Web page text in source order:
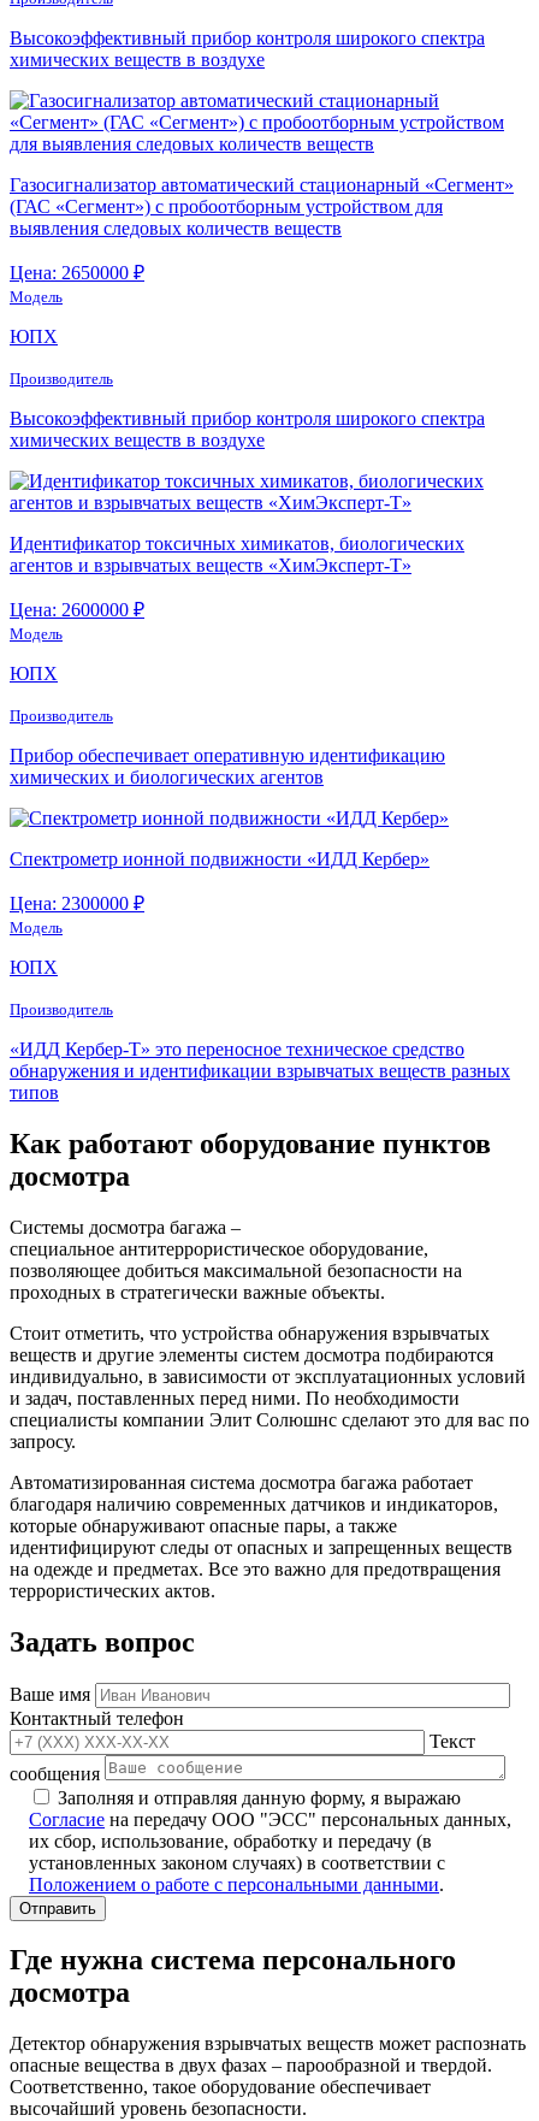
Высокоэффективный прибор контроля широкого спектра
химических веществ в воздухе
Газосигнализатор автоматический стационарный «Сегмент»
(ГАС «Сегмент») с пробоотборным устройством для
выявления следовых количеств веществ
Цена: 2650000 ₽
Модель
ЮПХ
Производитель
Высокоэффективный прибор контроля широкого спектра
химических веществ в воздухе
Идентификатор токсичных химикатов, биологических
агентов и взрывчатых веществ «ХимЭксперт-Т»
Цена: 2600000 ₽
Модель
ЮПХ
Производитель
Прибор обеспечивает оперативную идентификацию
химических и биологических агентов
Спектрометр ионной подвижности «ИДД Кербер»
Цена: 2300000 ₽
Модель
ЮПХ
Производитель
«ИДД Кербер-Т» это переносное техническое средство
обнаружения и идентификации взрывчатых веществ разных
типов
Как работают оборудование пунктов
досмотра
Системы досмотра багажа –
специальное антитеррористическое оборудование,
позволяющее добиться максимальной безопасности на
проходных в стратегически важные объекты.
Стоит отметить, что устройства обнаружения взрывчатых
веществ и другие элементы систем досмотра подбираются
индивидуально, в зависимости от эксплуатационных условий
и задач, поставленных перед ними. По необходимости
специалисты компании Элит Солюшнс сделают это для вас по
запросу.
Автоматизированная система досмотра багажа работает
благодаря наличию современных датчиков и индикаторов,
которые обнаруживают опасные пары, а также
идентифицируют следы от опасных и запрещенных веществ
на одежде и предметах. Все это важно для предотвращения
террористических актов.
Задать вопрос
Ваше имя
Контактный телефон
Текст
сообщения
Заполняя и отправляя данную форму, я выражаю
Согласие на передачу ООО "ЭСС" персональных данных,
их сбор, использование, обработку и передачу (в
установленных законом случаях) в соответствии с
Положением о работе с персональными данными.
Где нужна система персонального
досмотра
Детектор обнаружения взрывчатых веществ может распознать
опасные вещества в двух фазах – парообразной и твердой.
Соответственно, такое оборудование обеспечивает
высочайший уровень безопасности.